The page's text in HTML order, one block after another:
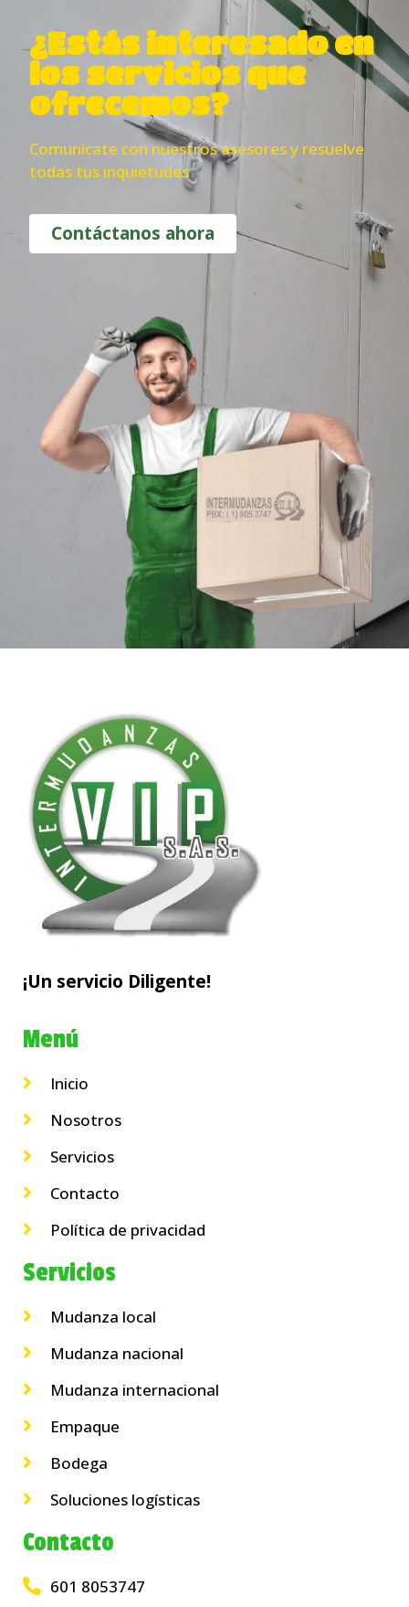
¿Estás interesado en
los servicios que
ofrecemos?
Comunícate con nuestros asesores y resuelve
todas tus inquietudes
Contáctanos ahora
¡Un servicio Diligente!
Menú
Inicio
Nosotros
Servicios
Contacto
Política de privacidad
Servicios
Mudanza local
Mudanza nacional
Mudanza internacional
Empaque
Bodega
Soluciones logísticas
Contacto
601 8053747